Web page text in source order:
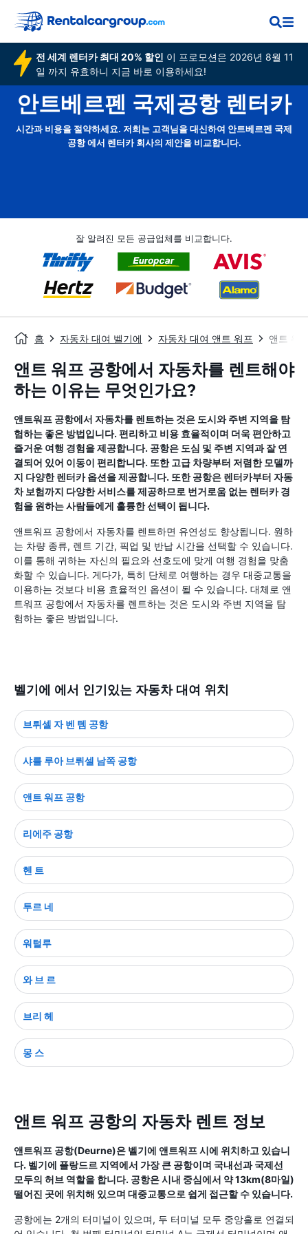
전 세계 렌터카 최대 20% 할인 이 프로모션은 2026년 8월 11
일 까지 유효하니 지금 바로 이용하세요!
안트베르펜 국제공항 렌터카
시간과 비용을 절약하세요. 저희는 고객님을 대신하여 안트베르펜 국제
공항 에서 렌터카 회사의 제안을 비교합니다.
잘 알려진 모든 공급업체를 비교합니다.
홈 자동차 대여 벨기에 자동차 대여 앤트 워프 앤트 워
앤트 워프 공항에서 자동차를 렌트해야
하는 이유는 무엇인가요?
앤트워프 공항에서 자동차를 렌트하는 것은 도시와 주변 지역을 탐
험하는 좋은 방법입니다. 편리하고 비용 효율적이며 더욱 편안하고
즐거운 여행 경험을 제공합니다. 공항은 도심 및 주변 지역과 잘 연
결되어 있어 이동이 편리합니다. 또한 고급 차량부터 저렴한 모델까
지 다양한 렌터카 옵션을 제공합니다. 또한 공항은 렌터카부터 자동
차 보험까지 다양한 서비스를 제공하므로 번거로움 없는 렌터카 경
험을 원하는 사람들에게 훌륭한 선택이 됩니다.
앤트워프 공항에서 자동차를 렌트하면 유연성도 향상됩니다. 원하
는 차량 종류, 렌트 기간, 픽업 및 반납 시간을 선택할 수 있습니다.
이를 통해 귀하는 자신의 필요와 선호도에 맞게 여행 경험을 맞춤
화할 수 있습니다. 게다가, 특히 단체로 여행하는 경우 대중교통을
이용하는 것보다 비용 효율적인 옵션이 될 수 있습니다. 대체로 앤
트워프 공항에서 자동차를 렌트하는 것은 도시와 주변 지역을 탐
험하는 좋은 방법입니다.
벨기에 에서 인기있는 자동차 대여 위치
브뤼셀 자 벤 템 공항
샤를 루아 브뤼셀 남쪽 공항
앤트 워프 공항
리에주 공항
헨 트
투르 네
워털루
와 브 르
브리 헤
몽 스
앤트 워프 공항의 자동차 렌트 정보
앤트워프 공항(Deurne)은 벨기에 앤트워프 시에 위치하고 있습니
다. 벨기에 플랑드르 지역에서 가장 큰 공항이며 국내선과 국제선
모두의 허브 역할을 합니다. 공항은 시내 중심에서 약 13km(8마일)
떨어진 곳에 위치해 있으며 대중교통으로 쉽게 접근할 수 있습니다.
공항에는 2개의 터미널이 있으며, 두 터미널 모두 중앙홀로 연결되